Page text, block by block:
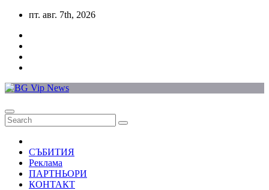
Skip
content
пт. авг. 7th, 2026
СЪБИТИЯ
Реклама
ПАРТНЬОРИ
КОНТАКТ